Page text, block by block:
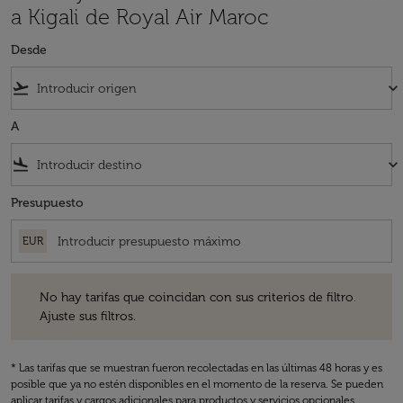
a Kigali de Royal Air Maroc
Desde
flight_takeoff keyboard_arrow_down
A
flight_land keyboard_arrow_down
Presupuesto
EUR
No hay tarifas que coincidan con sus criterios de filtro.
Ajuste sus filtros.
* Las tarifas que se muestran fueron recolectadas en las últimas 48 horas y es
posible que ya no estén disponibles en el momento de la reserva. Se pueden
aplicar tarifas y cargos adicionales para productos y servicios opcionales.